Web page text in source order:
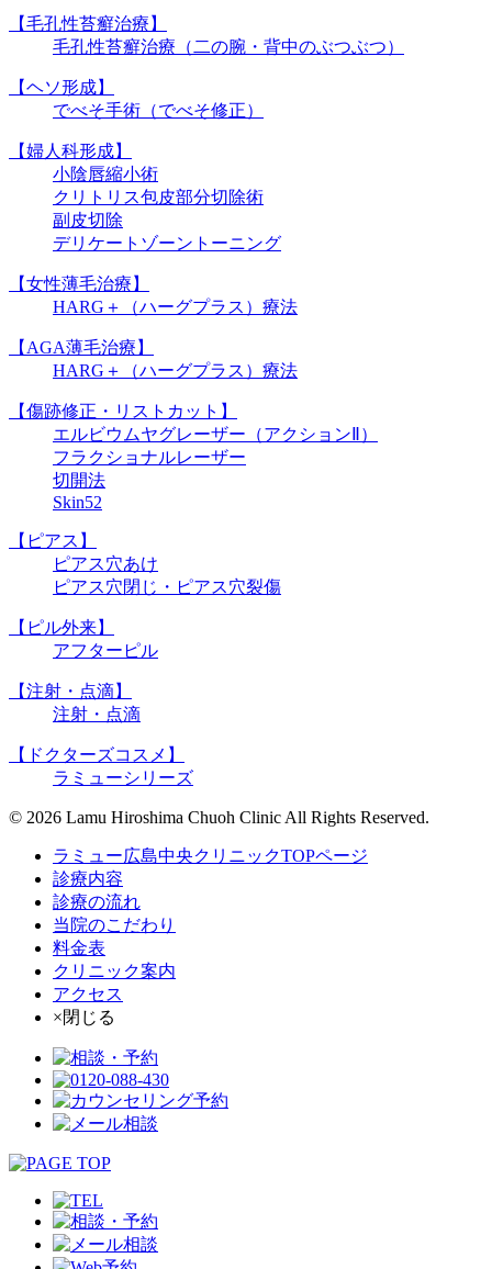
【⽑孔性苔癬治療】
⽑孔性苔癬治療（⼆の腕・背中のぶつぶつ）
【ヘソ形成】
でべそ手術（でべそ修正）
【婦人科形成】
小陰唇縮小術
クリトリス包皮部分切除術
副皮切除
デリケートゾーントーニング
【女性薄毛治療】
HARG＋（ハーグプラス）療法
【AGA薄毛治療】
HARG＋（ハーグプラス）療法
【傷跡修正・リストカット】
エルビウムヤグレーザー（アクションⅡ）
フラクショナルレーザー
切開法
Skin52
【ピアス】
ピアス穴あけ
ピアス穴閉じ・ピアス穴裂傷
【ピル外来】
アフターピル
【注射・点滴】
注射・点滴
【ドクターズコスメ】
ラミューシリーズ
© 2026 Lamu Hiroshima Chuoh Clinic All Rights Reserved.
ラミュー広島中央クリニックTOPページ
診療内容
診療の流れ
当院のこだわり
料金表
クリニック案内
アクセス
×閉じる